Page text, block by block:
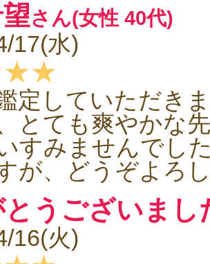
さん(女性 40代)
17(水)
定していただき
とても爽やかな
すみませんでし
が、どうぞよろ
うございまし
16(火)